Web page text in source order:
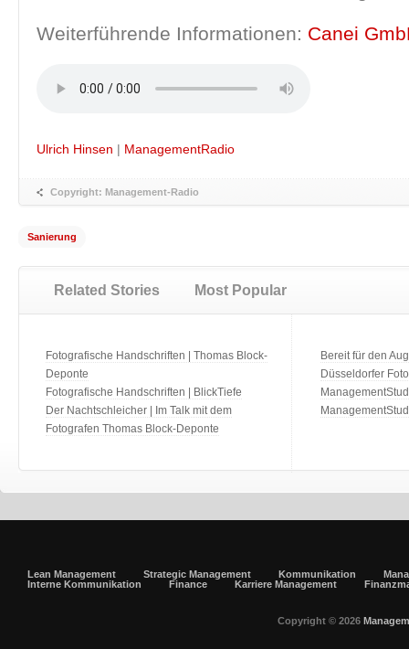
Weiterführende Informationen: Canei
Ulrich Hinsen | ManagementRadio
Copyright: Management-Radio
Sanierung
Related Stories Most Popular
Fotografische Handschriften | Thomas Block-
Deponte
Fotografische Handschriften | BlickTiefe
Der Nachtschleicher | Im Talk mit dem
Fotografen Thomas Block-Deponte
Bereit für den
Düsseldorfer
Lean Management Strategic Management Kommunikation
Interne Kommunikation
Finance Karriere Management
Copyright © 2026